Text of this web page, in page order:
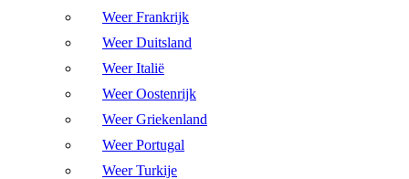
Weer Frankrijk
Weer Duitsland
Weer Italië
Weer Oostenrijk
Weer Griekenland
Weer Portugal
Weer Turkije